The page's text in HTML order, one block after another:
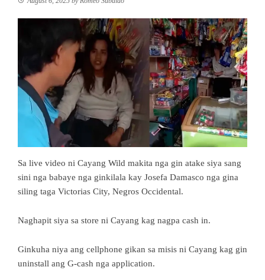
Sa live video ni Cayang Wild makita nga gin atake siya sang
sini nga babaye nga ginkilala kay Josefa Damasco nga gina
siling taga Victorias City, Negros Occidental.
Naghapit siya sa store ni Cayang kag nagpa cash in.
Ginkuha niya ang cellphone gikan sa misis ni Cayang kag gin
uninstall ang G-cash nga application.